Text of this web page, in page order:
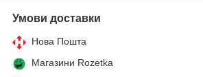
Умови доставки
Нова Пошта
Магазини Rozetka